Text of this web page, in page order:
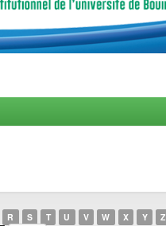
R S T U V W X Y Z